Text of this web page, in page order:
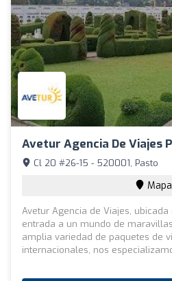
Avetur Agencia De Viajes
Cl 20 #26-15 - 520001, Pasto
Mapa
Avetur Agencia de Viajes,
entrada a un mundo de
amplia variedad de paquetes de
internacionales, nos